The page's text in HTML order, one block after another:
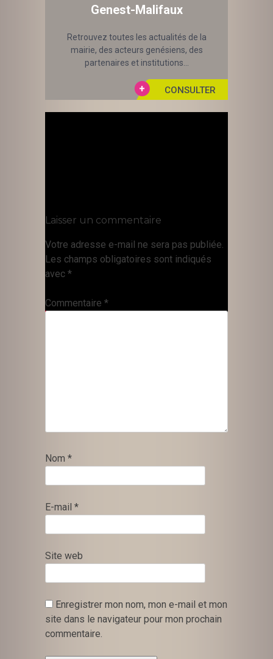
Genest-Malifaux
Retrouvez toutes les actualités de la
mairie, des acteurs genésiens, des
partenaires et institutions...
Laisser un commentaire
Votre adresse e-mail ne sera pas publiée.
Les champs obligatoires sont indiqués
avec *
Commentaire *
Nom *
E-mail *
Site web
Enregistrer mon nom, mon e-mail et mon
site dans le navigateur pour mon prochain
commentaire.